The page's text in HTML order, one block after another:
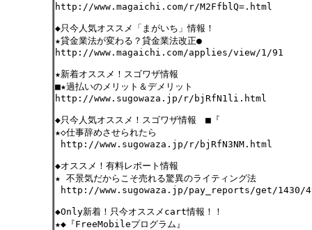
http://www.magaichi.com/r/M2FfblQ=.html
◆只今人気オススメ「まがいち」情報！
★貸金業法が変わる？貸金業法改正●
http://www.magaichi.com/applies/view/1/91
★新着オススメ！スゴワザ情報
■★過払いのメリット＆デメリット
http://www.sugowaza.jp/r/bjRfN1li.html
◆只今人気オススメ！スゴワザ情報 ■『
★◇仕事辞めさせられたら
http://www.sugowaza.jp/r/bjRfN3NM.html
◆オススメ！有料レポート情報
★ 不景気だからこそ売れる驚異のライティング法
http://www.sugowaza.jp/pay_reports/get/1430/
◆Only新着！只今オススメcart情報！！
★◆『FreeMobileプログラム』